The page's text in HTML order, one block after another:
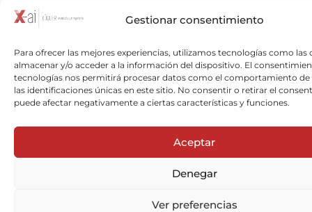
Gestionar consentimiento
Para ofrecer las mejores experiencias, utilizamos tecnologías como las
almacenar y/o acceder a la información del dispositivo. El
tecnologías nos permitirá procesar datos como el comportamiento de
las identificaciones únicas en este sitio. No consentir o retirar el
puede afectar negativamente a ciertas características y funciones.
Aceptar
Denegar
Ver preferencias